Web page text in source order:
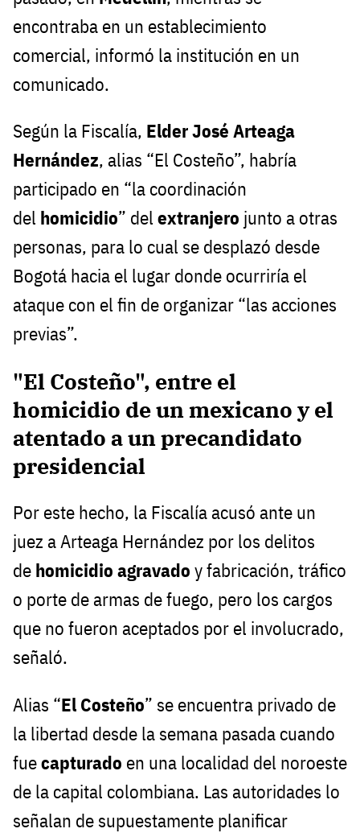
encontraba en un establecimiento
comercial, informó la institución en un
comunicado.
Según la Fiscalía, Elder José Arteaga
Hernández, alias “El Costeño”, habría
participado en “la coordinación
del homicidio” del extranjero junto a otras
personas, para lo cual se desplazó desde
Bogotá hacia el lugar donde ocurriría el
ataque con el fin de organizar “las acciones
previas”.
"El Costeño", entre el
homicidio de un mexicano y el
atentado a un precandidato
presidencial
Por este hecho, la Fiscalía acusó ante un
juez a Arteaga Hernández por los delitos
de homicidio agravado y fabricación, tráfico
o porte de armas de fuego, pero los cargos
que no fueron aceptados por el involucrado,
señaló.
Alias “El Costeño” se encuentra privado de
la libertad desde la semana pasada cuando
fuecapturado en una localidad del noroeste
de la capital colombiana. Las autoridades lo
señalan de supuestamente planificar